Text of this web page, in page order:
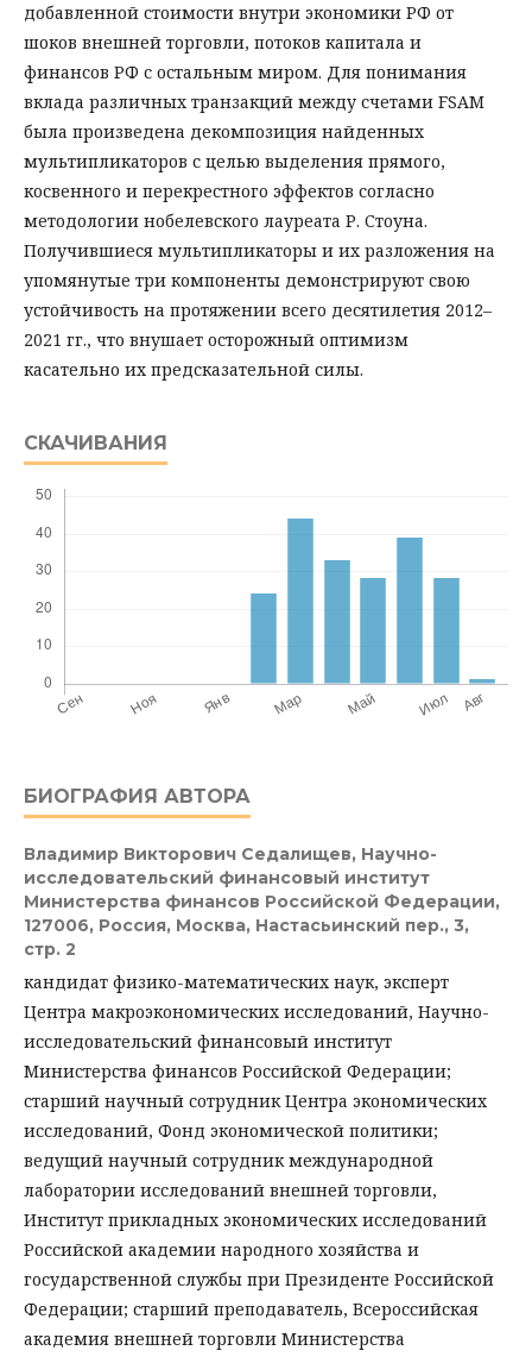
добавленной стоимости внутри экономики РФ от
шоков внешней торговли, потоков капитала и
финансов РФ с остальным миром. Для понимания
вклада различных транзакций между счетами FSAM
была произведена декомпозиция найденных
мультипликаторов с целью выделения прямого,
косвенного и перекрестного эффектов согласно
методологии нобелевского лауреата Р. Стоуна.
Получившиеся мультипликаторы и их разложения на
упомянутые три компоненты демонстрируют свою
устойчивость на протяжении всего десятилетия 2012–
2021 гг., что внушает осторожный оптимизм
касательно их предсказательной силы.
СКАЧИВАНИЯ
БИОГРАФИЯ АВТОРА
Владимир Викторович Седалищев, Научно-
исследовательский финансовый институт
Министерства финансов Российской Федерации,
127006, Россия, Москва, Настасьинский пер., 3,
стр. 2
кандидат физико-математических наук, эксперт
Центра макроэкономических исследований, Научно-
исследовательский финансовый институт
Министерства финансов Российской Федера­ции;
старший научный сотрудник Центра экономических
исследований, Фонд экономической политики;
ведущий научный сотрудник международной
лаборатории исследований внешней торговли,
Институт прикладных экономических исследований
Российской академии народного хозяйства и
государственной службы при Президенте Российской
Федерации; старший преподаватель, Всероссийская
академия внешней торговли Министерства